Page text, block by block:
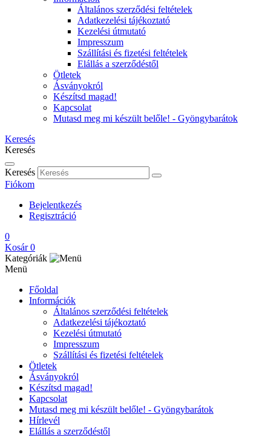
Általános szerződési feltételek
Adatkezelési tájékoztató
Kezelési útmutató
Impresszum
Szállítási és fizetési feltételek
Elállás a szerződéstől
Ötletek
Ásványokról
Készítsd magad!
Kapcsolat
Mutasd meg mi készült belőle! - Gyöngybarátok
Keresés
Keresés
Keresés
Fiókom
Bejelentkezés
Regisztráció
0
Kosár 0
Kategóriák
Menü
Főoldal
Információk
Általános szerződési feltételek
Adatkezelési tájékoztató
Kezelési útmutató
Impresszum
Szállítási és fizetési feltételek
Ötletek
Ásványokról
Készítsd magad!
Kapcsolat
Mutasd meg mi készült belőle! - Gyöngybarátok
Hírlevél
Elállás a szerződéstől